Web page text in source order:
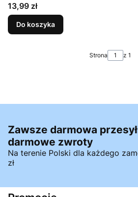
Cena
13,99 zł
Do koszyka
Strona z 1
Zawsze darmowa
darmowe zwroty
Na terenie Polski dla każdego
zł